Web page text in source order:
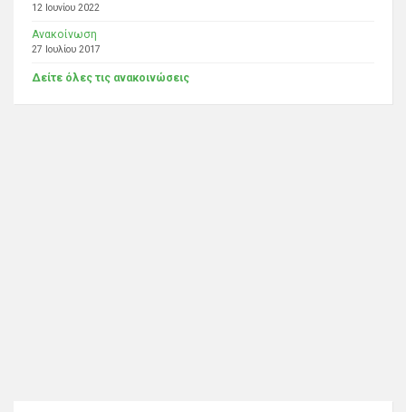
12 Ιουνίου 2022
Ανακοίνωση
27 Ιουλίου 2017
Δείτε όλες τις ανακοινώσεις